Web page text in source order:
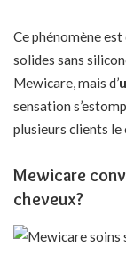
Ce phénomène
solides sans
Mewicare, mais d’
sensation
plusieurs clients
Mewicare
cheveux?